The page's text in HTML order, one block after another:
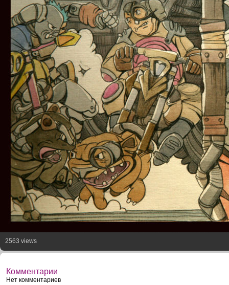
2563 views
Комментарии
Нет комментариев